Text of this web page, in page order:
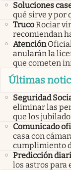
Soluciones
qué sirve y por
TrucoRociar
recomiendan
Atención
anularán la
que cometen
Últimas
Seguridad
eliminar las
que los
Comunicado
casa con
cumplimiento
Predicción
los astros para